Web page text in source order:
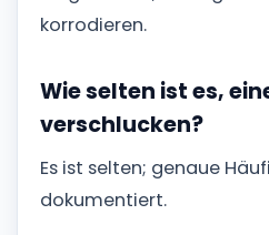
korrodieren.
Wie selten ist es,
verschlucken?
Es ist selten; genaue
dokumentiert.